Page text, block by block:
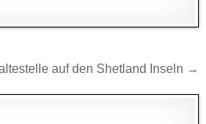
auf den Shetland Inseln →